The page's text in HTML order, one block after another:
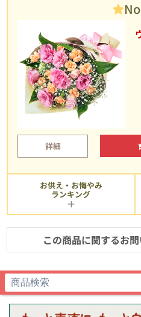
詳細
お供え・お悔やみ
ランキング
この商品に関するお